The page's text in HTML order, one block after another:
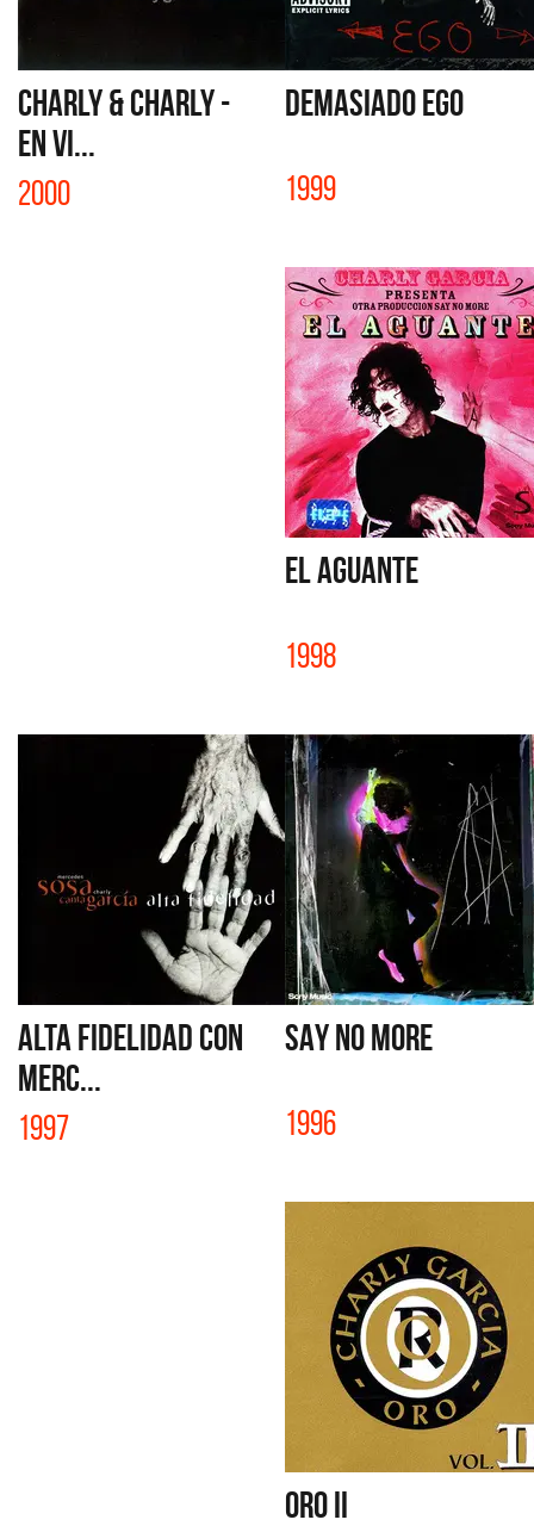
CHARLY & CHARLY -
EN VI...
2000
DEMASIADO EGO
1999
EL AGUANTE
1998
ALTA FIDELIDAD con
Merc...
1997
SAY NO MORE
1996
ORO II